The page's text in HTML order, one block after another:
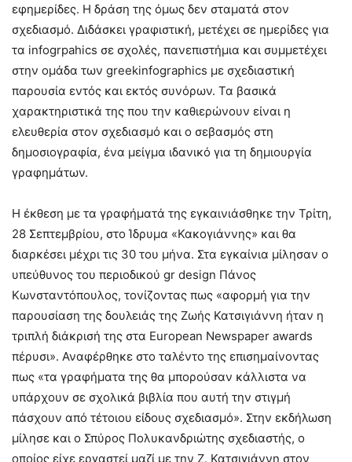
εφημερίδες. Η δράση της όμως δεν σταματά στον
σχεδιασμό. Διδάσκει γραφιστική, μετέχει σε ημερίδες για
τα infogrpahics σε σχολές, πανεπιστήμια και συμμετέχει
στην ομάδα των greekinfographics με σχεδιαστική
παρουσία εντός και εκτός συνόρων. Τα βασικά
χαρακτηριστικά της που την καθιερώνουν είναι η
ελευθερία στον σχεδιασμό και ο σεβασμός στη
δημοσιογραφία, ένα μείγμα ιδανικό για τη δημιουργία
γραφημάτων.
Η έκθεση με τα γραφήματά της εγκαινιάσθηκε την Τρίτη,
28 Σεπτεμβρίου, στο Ίδρυμα «Κακογιάννης» και θα
διαρκέσει μέχρι τις 30 του μήνα. Στα εγκαίνια μίλησαν ο
υπεύθυνος του περιοδικού gr design Πάνος
Κωνσταντόπουλος, τονίζοντας πως «αφορμή για την
παρουσίαση της δουλειάς της Ζωής Κατσιγιάννη ήταν η
τριπλή διάκρισή της στα European Newspaper awards
πέρυσι». Αναφέρθηκε στο ταλέντο της επισημαίνοντας
πως «τα γραφήματα της θα μπορούσαν κάλλιστα να
υπάρχουν σε σχολικά βιβλία που αυτή την στιγμή
πάσχουν από τέτοιου είδους σχεδιασμό». Στην εκδήλωση
μίλησε και ο Σπύρος Πολυκανδριώτης σχεδιαστής, ο
οποίος είχε εργαστεί μαζί με την Ζ. Κατσιγιάννη στον